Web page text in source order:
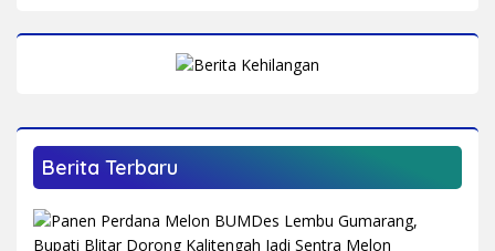
Berita Terbaru